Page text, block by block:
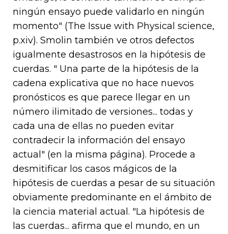
ningún ensayo puede validarlo en ningún
momento" (The Issue with Physical science,
p.xiv). Smolin también ve otros defectos
igualmente desastrosos en la hipótesis de
cuerdas. " Una parte de la hipótesis de la
cadena explicativa que no hace nuevos
pronósticos es que parece llegar en un
número ilimitado de versiones... todas y
cada una de ellas no pueden evitar
contradecir la información del ensayo
actual" (en la misma página). Procede a
desmitificar los casos mágicos de la
hipótesis de cuerdas a pesar de su situación
obviamente predominante en el ámbito de
la ciencia material actual. "La hipótesis de
las cuerdas... afirma que el mundo, en un